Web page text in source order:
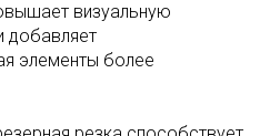
визуальную
добавляет
элементы более